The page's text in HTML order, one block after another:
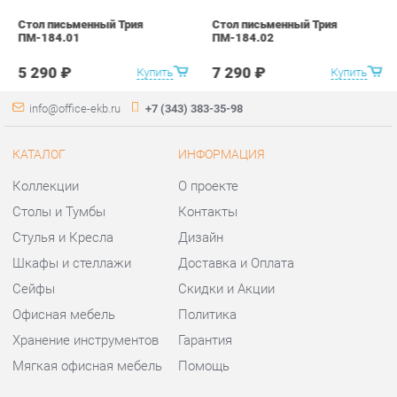
Коллекции
Шкафы и стеллажи
Офисная мебель
Хранение инструментов
Мягкая офисная мебель
О проекте
Дизайн
Доставка и Оплата
Политика
Гарантия
Помощь
Весь мир
Екатеринбург
Шоурум и склад самовывоза
Адрес: г.Екатеринбург,
Уральских рабочих, 54
Телефон: +7 (343) 383-35-98